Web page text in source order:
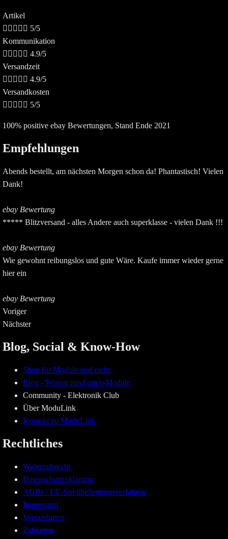
Artikel
     5/5
Kommunikation
     4.9/5
Versandzeit
     4.9/5
Versandkosten
     5/5
100% positive ebay Bewertungen, Stand Ende 2021
Empfehlungen
Abends bestellt, am nächsten Morgen schon da! Phantastisch! Vielen
Dank!
ebay Bewertung
***** Blitzversand - alles Andere auch superklasse - vielen Dank !!!
ebay Bewertung
Wie gewohnt reibungslos und gute Wäre. Kaufe immer wieder gerne
hier ein
ebay Bewertung
Voriger
Nächster
Blog, Social & Know-How
Shop für Module und mehr
Blog - Wissen rund um e-Module
Community - Elektronik Club
Über ModuLink
Kontakt zu ModuLink
Rechtliches
Widerrufsrecht
Datenschutzerklärung
AGBs / EU-Streitbeilegungsverfahren
Impressum
Versandarten
Zahlarten